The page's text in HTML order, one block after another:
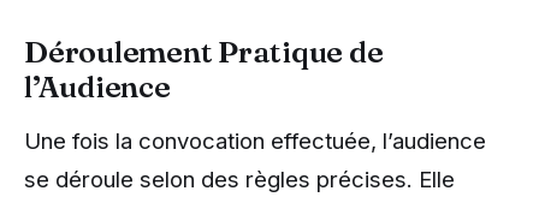
Déroulement Pratique de
l’Audience
Une fois la convocation effectuée, l’audience
se déroule selon des règles précises. Elle